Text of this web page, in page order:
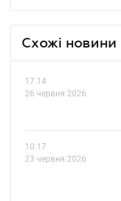
Схожі новини
17.14
26 червня 2026
10.17
23 червня 2026